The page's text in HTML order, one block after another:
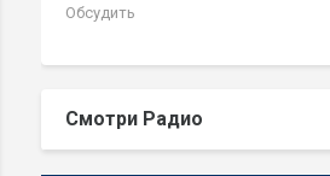
Обсудить
Смотри Радио